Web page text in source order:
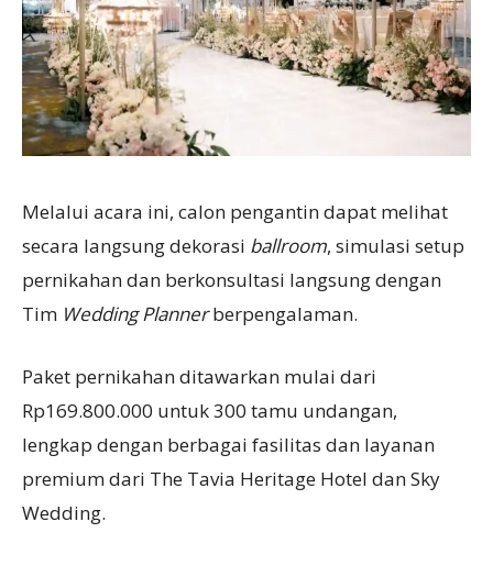
Melalui acara ini, calon pengantin dapat melihat
secara langsung dekorasi ballroom, simulasi setup
pernikahan dan berkonsultasi langsung dengan
Tim WeddingPlannerberpengalaman.
Paket pernikahan ditawarkan mulai dari
Rp169.800.000 untuk 300 tamu undangan,
lengkap dengan berbagai fasilitas dan layanan
premium dari The Tavia Heritage Hotel dan Sky
Wedding.